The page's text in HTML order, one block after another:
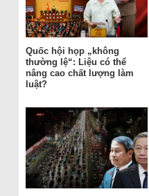
Quốc hội họp „không
thường lệ“: Liệu có thể
nâng cao chất lượng làm
luật?